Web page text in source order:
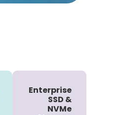
Enterprise
SSD &
NVMe